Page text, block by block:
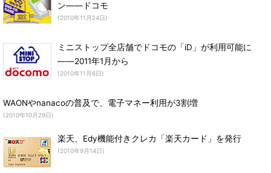
ン――ドコモ
(2010年11月24日)
ミニストップ全店舗でドコモの「iD」が利用可能に
――2011年1月から
(2010年11月6日)
WAONやnanacoの普及で、電子マネー利用が3割増
(2010年10月29日)
楽天、Edy機能付きクレカ「楽天カード」を発行
(2010年9月14日)